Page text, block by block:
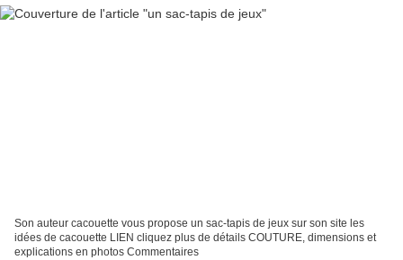
Son auteur cacouette vous propose un sac-tapis de jeux sur son site les
idées de cacouette LIEN cliquez plus de détails COUTURE, dimensions et
explications en photos Commentaires